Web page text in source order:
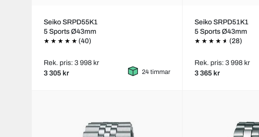
Seiko SRPD55K1
5 Sports Ø43mm
(40)
Rek. pris: 3 998 kr
3 305 kr 24 timmar
Seiko SRPD51K1
5 Sports Ø43mm
(28)
Rek. pris: 3 998 kr
3 365 kr